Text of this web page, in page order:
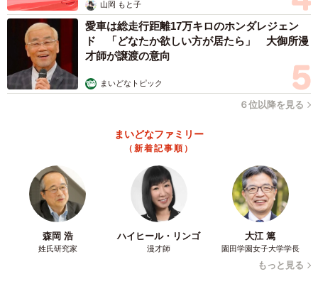
山岡 もと子
愛車は総走行距離17万キロのホンダレジェン
ド 「どなたか欲しい方が居たら」 大御所漫
才師が譲渡の意向
まいどなトピック
６位以降を見る
まいどなファミリー
（新着記事順）
森岡 浩
姓氏研究家
ハイヒール・リンゴ
漫才師
大江 篤
園田学園女子大学学長
もっと見る